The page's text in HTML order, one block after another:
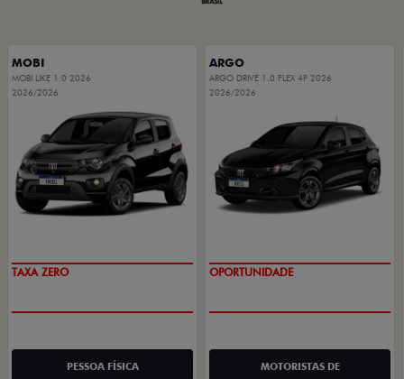
MOBI
MOBI LIKE 1.0 2026
2026/2026
PREÇO IMPERDÍVEL
PESSOA FÍSICA
ARGO
ARGO DRIVE 1.0 FLEX 4P 2026
2026/2026
OPORTUNIDADE
MOTORISTAS DE